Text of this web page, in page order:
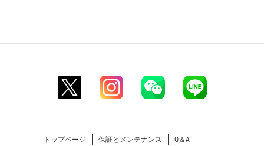
トップページ 保証とメンテナンス Q＆A